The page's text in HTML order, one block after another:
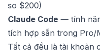
so $200)
Claude Code — tính
tích hợp sẵn trong Pro/
Tất cả đều là tài